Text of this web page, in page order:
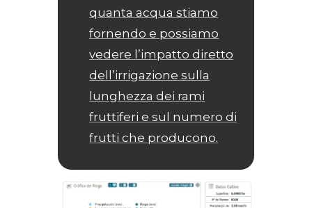
quanta acqua stiamo
fornendo e possiamo
vedere l’impatto diretto
dell’irrigazione sulla
lunghezza dei rami
fruttiferi e sul numero di
frutti che producono.